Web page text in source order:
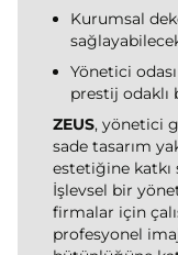
Kurumsal
Yönetici
prestij
ZEUS, yönetici
sade tasarım
estetiğine katkı
İşlevsel bir
firmalar için
profesyonel